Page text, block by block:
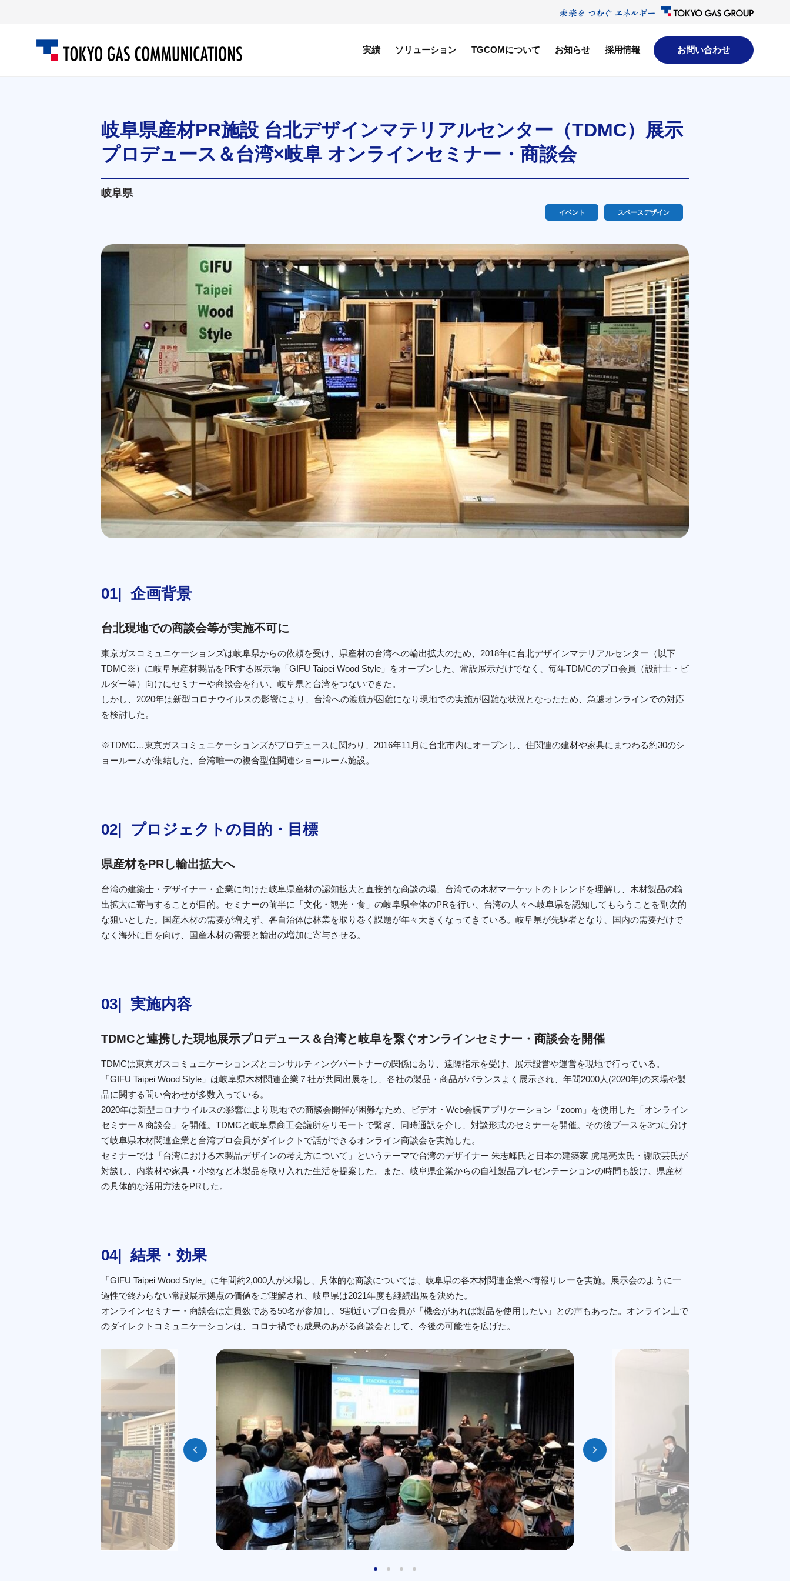
実績 ソリューション TGCOMについて お知らせ 採用情報 お問い合わせ
岐阜県産材PR施設 台北デザインマテリアルセンター（TDMC）展示
プロデュース＆台湾×岐阜 オンラインセミナー・商談会
岐阜県
イベント スペースデザイン
企画背景
台北現地での商談会等が実施不可に
東京ガスコミュニケーションズは岐阜県からの依頼を受け、県産材の台湾への輸出拡大のため、2018年に台北デザインマテリアルセンター（以下
TDMC※）に岐阜県産材製品をPRする展示場「GIFU Taipei Wood Style」をオープンした。常設展示だけでなく、毎年TDMCのプロ会員（設計士・ビ
ルダー等）向けにセミナーや商談会を行い、岐阜県と台湾をつないできた。
しかし、2020年は新型コロナウイルスの影響により、台湾への渡航が困難になり現地での実施が困難な状況となったため、急遽オンラインでの対応
を検討した。
※TDMC…東京ガスコミュニケーションズがプロデュースに関わり、2016年11月に台北市内にオープンし、住関連の建材や家具にまつわる約30のシ
ョールームが集結した、台湾唯一の複合型住関連ショールーム施設。
プロジェクトの目的・目標
県産材をPRし輸出拡大へ
台湾の建築士・デザイナー・企業に向けた岐阜県産材の認知拡大と直接的な商談の場、台湾での木材マーケットのトレンドを理解し、木材製品の輸
出拡大に寄与することが目的。セミナーの前半に「文化・観光・食」の岐阜県全体のPRを行い、台湾の人々へ岐阜県を認知してもらうことを副次的
な狙いとした。国産木材の需要が増えず、各自治体は林業を取り巻く課題が年々大きくなってきている。岐阜県が先駆者となり、国内の需要だけで
なく海外に目を向け、国産木材の需要と輸出の増加に寄与させる。
実施内容
TDMCと連携した現地展示プロデュース＆台湾と岐阜を繋ぐオンラインセミナー・商談会を開催
TDMCは東京ガスコミュニケーションズとコンサルティングパートナーの関係にあり、遠隔指示を受け、展示設営や運営を現地で行っている。
「GIFU Taipei Wood Style」は岐阜県木材関連企業７社が共同出展をし、各社の製品・商品がバランスよく展示され、年間2000人(2020年)の来場や製
品に関する問い合わせが多数入っている。
2020年は新型コロナウイルスの影響により現地での商談会開催が困難なため、ビデオ・Web会議アプリケーション「zoom」を使用した「オンライン
セミナー＆商談会」を開催。TDMCと岐阜県商工会議所をリモートで繋ぎ、同時通訳を介し、対談形式のセミナーを開催。その後ブースを3つに分け
て岐阜県木材関連企業と台湾プロ会員がダイレクトで話ができるオンライン商談会を実施した。
セミナーでは「台湾における木製品デザインの考え方について」というテーマで台湾のデザイナー 朱志峰氏と日本の建築家 虎尾亮太氏・謝欣芸氏が
対談し、内装材や家具・小物など木製品を取り入れた生活を提案した。また、岐阜県企業からの自社製品プレゼンテーションの時間も設け、県産材
の具体的な活用方法をPRした。
結果・効果
「GIFU Taipei Wood Style」に年間約2,000人が来場し、具体的な商談については、岐阜県の各木材関連企業へ情報リレーを実施。展示会のように一
過性で終わらない常設展示拠点の価値をご理解され、岐阜県は2021年度も継続出展を決めた。
オンラインセミナー・商談会は定員数である50名が参加し、9割近いプロ会員が「機会があれば製品を使用したい」との声もあった。オンライン上で
のダイレクトコミュニケーションは、コロナ禍でも成果のあがる商談会として、今後の可能性を広げた。